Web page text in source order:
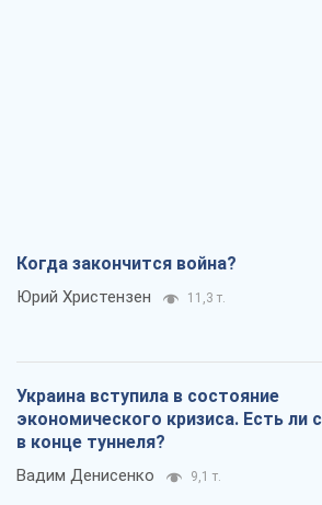
Когда закончится война?
Юрий Христензен 11,3 т.
Украина вступила в состояние
экономического кризиса. Есть ли
в конце туннеля?
Вадим Денисенко 9,1 т.